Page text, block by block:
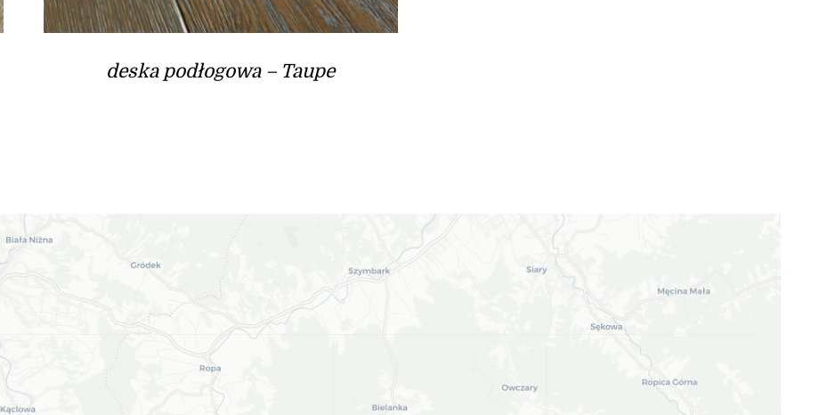
deska podłogowa – Taupe